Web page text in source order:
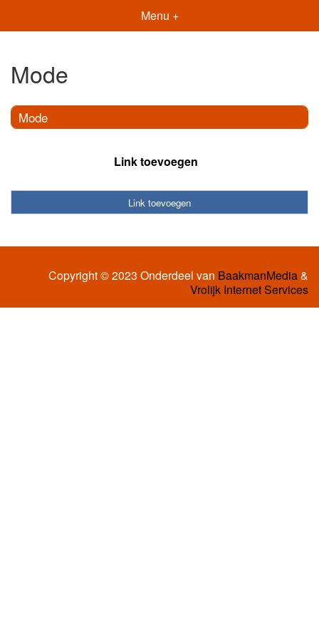
Menu +
Mode
Mode
Link toevoegen
Link toevoegen
Copyright © 2023 Onderdeel van BaakmanMedia&
Vrolijk Internet Services